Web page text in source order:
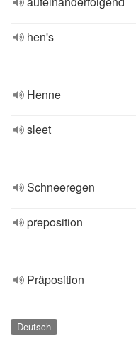
hen's
Henne
sleet
Schneeregen
preposition
Präposition
Deutsch